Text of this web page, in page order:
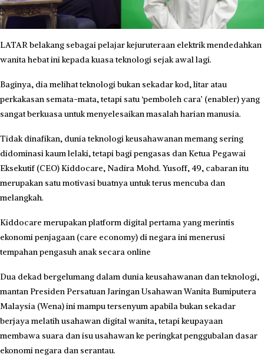
LATAR belakang sebagai pelajar kejuruteraan elektrik mendedahkan
wanita hebat ini kepada kuasa teknologi sejak awal lagi.
Baginya, dia melihat teknologi bukan sekadar kod, litar atau
perkakasan semata-mata, tetapi satu ‘pemboleh cara’ (enabler) yang
sangat berkuasa untuk menyelesaikan masalah harian manusia.
Tidak dinafikan, dunia teknologi keusahawanan memang sering
didominasi kaum lelaki, tetapi bagi pengasas dan Ketua Pegawai
Eksekutif (CEO) Kiddocare, Nadira Mohd. Yusoff, 49, cabaran itu
merupakan satu motivasi buatnya untuk terus mencuba dan
melangkah.
Kiddocare merupakan platform digital pertama yang merintis
ekonomi penjagaan (care economy) di negara ini menerusi
tempahan pengasuh anak secara online
Dua dekad bergelumang dalam dunia keusahawanan dan teknologi,
mantan Presiden Persatuan Jaringan Usahawan Wanita Bumiputera
Malaysia (Wena) ini mampu tersenyum apabila bukan sekadar
berjaya melatih usahawan digital wanita, tetapi keupayaan
membawa suara dan isu usahawan ke peringkat penggubalan dasar
ekonomi negara dan serantau.